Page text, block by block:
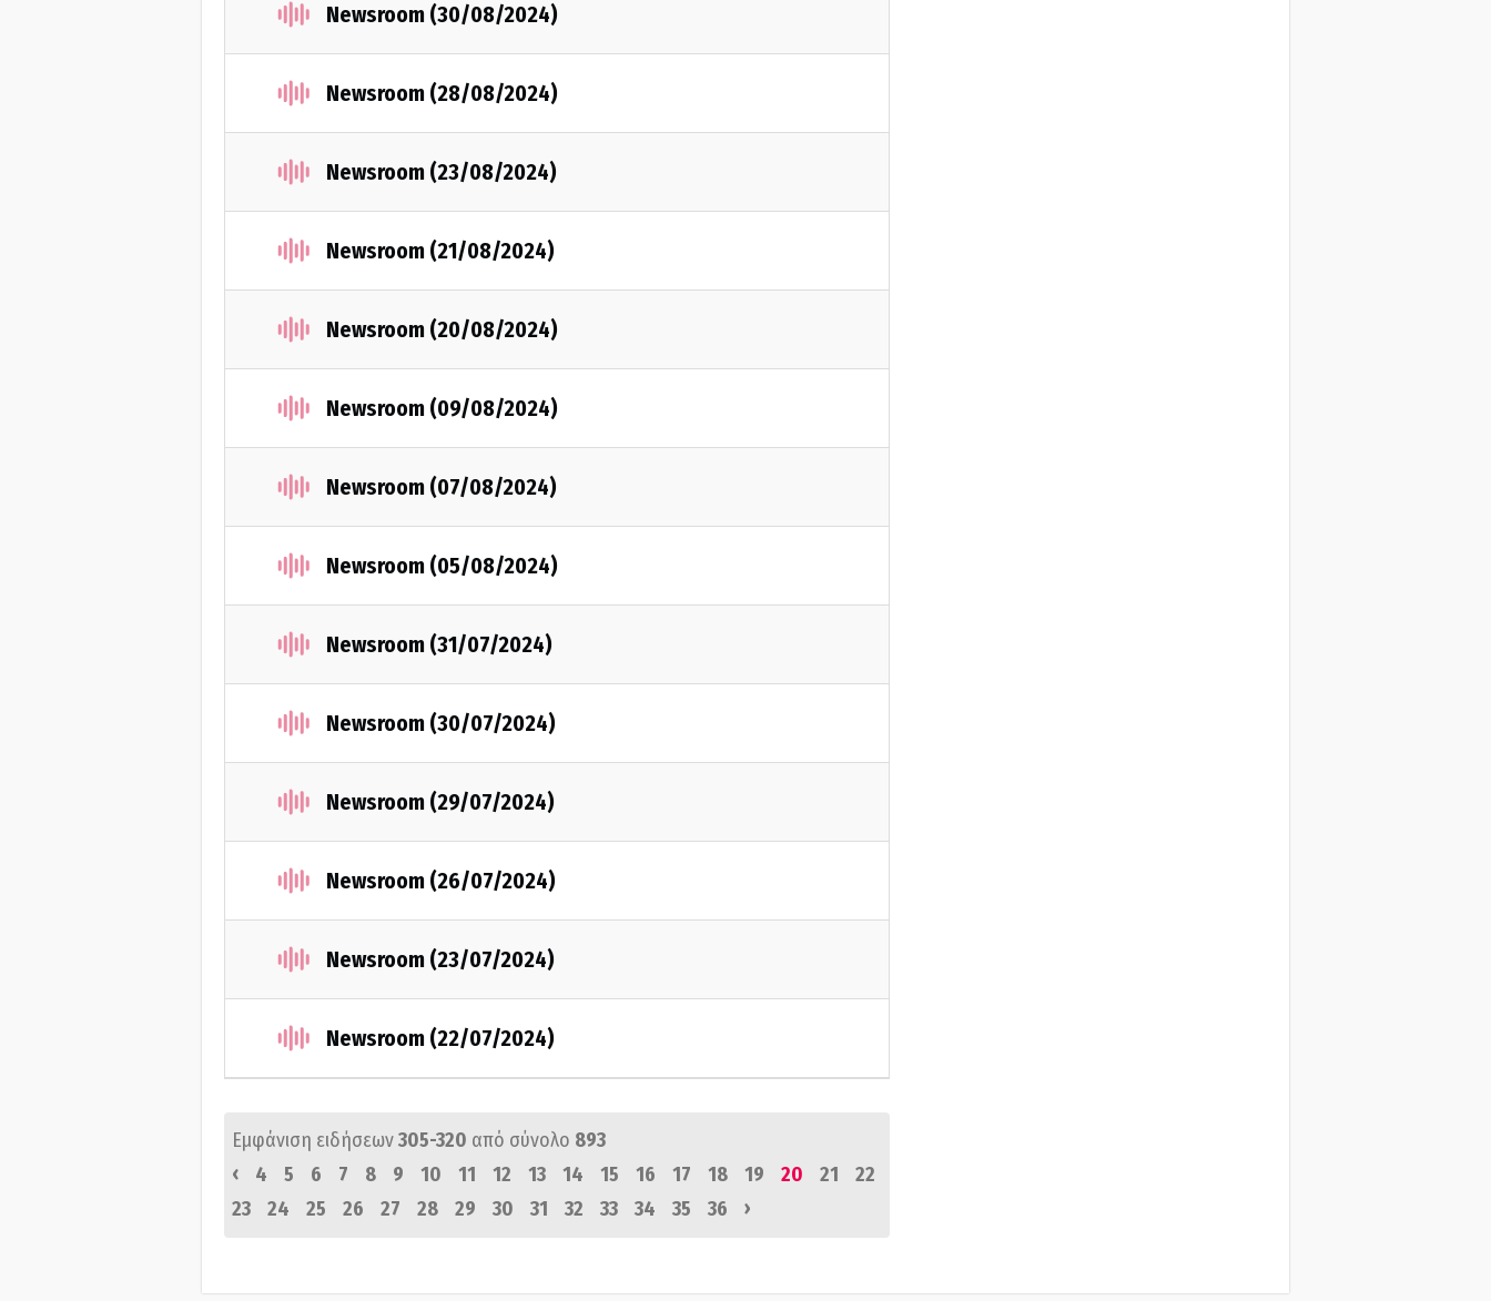
Newsroom (30/08/2024)
Newsroom (28/08/2024)
Newsroom (23/08/2024)
Newsroom (21/08/2024)
Newsroom (20/08/2024)
Newsroom (09/08/2024)
Newsroom (07/08/2024)
Newsroom (05/08/2024)
Newsroom (31/07/2024)
Newsroom (30/07/2024)
Newsroom (29/07/2024)
Newsroom (26/07/2024)
Newsroom (23/07/2024)
Newsroom (22/07/2024)
Εμφάνιση ειδήσεων305-320 από σύνολο 893
‹
4 5 6 7 8 9 10 11 12 13 14 15 16 17 18 19 20 21
22
23
24 25 26 27 28 29 30 31 32 33 34 35 36 ›